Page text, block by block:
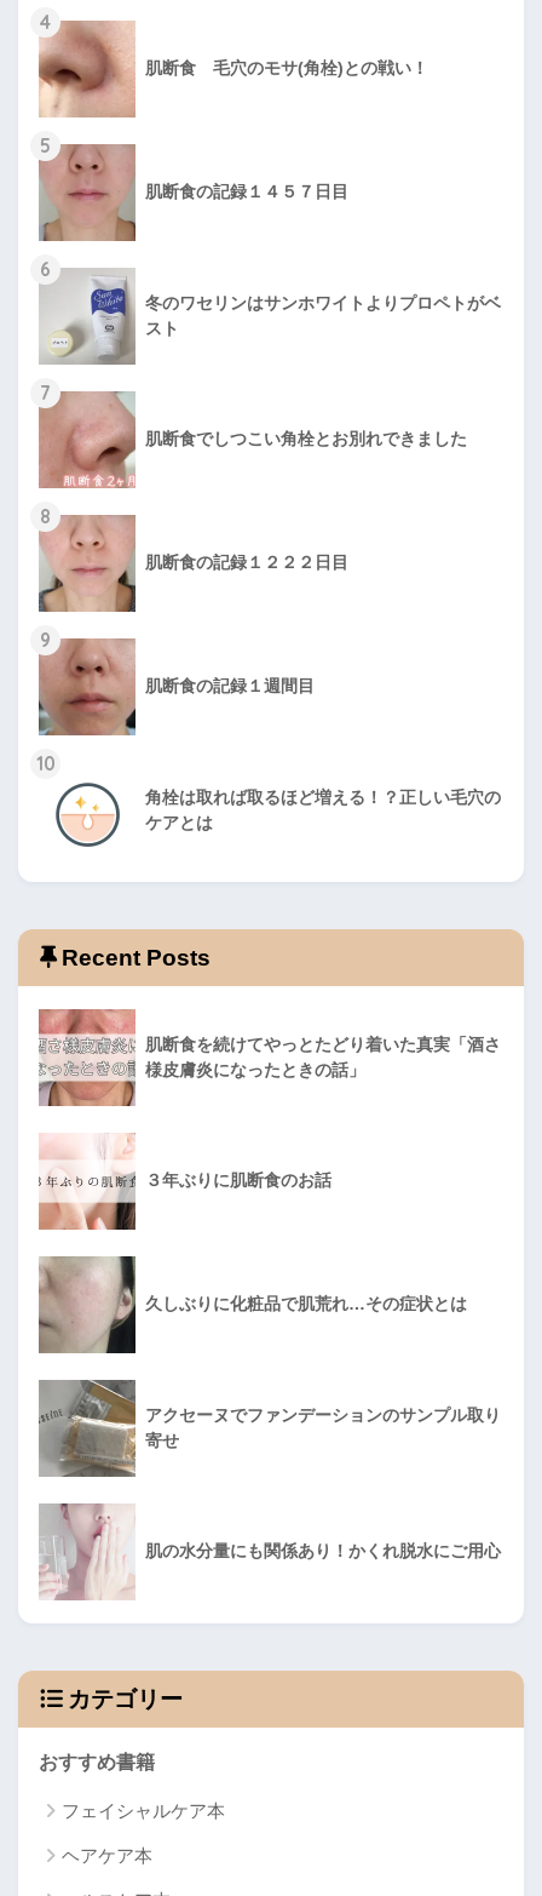
4
肌断食 毛穴のモサ(角栓)との戦い！
5
肌断食の記録１４５７日目
6
冬のワセリンはサンホワイトよりプロペトがベ
スト
7
肌断食でしつこい角栓とお別れできました
8
肌断食の記録１２２２日目
9
肌断食の記録１週間目
10
角栓は取れば取るほど増える！？正しい毛穴の
ケアとは
Recent Posts
肌断食を続けてやっとたどり着いた真実「酒さ
様皮膚炎になったときの話」
３年ぶりに肌断食のお話
久しぶりに化粧品で肌荒れ…その症状とは
アクセーヌでファンデーションのサンプル取り
寄せ
肌の水分量にも関係あり！かくれ脱水にご用心
カテゴリー
おすすめ書籍
フェイシャルケア本
ヘアケア本